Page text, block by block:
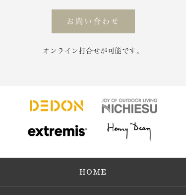
お問い合わせ
オンライン打合せが可能です。
HOME